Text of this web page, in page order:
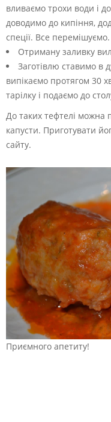
вливаємо трохи води і
доводимо до кипіння,
спеції. Все перемішуємо.
Отриману заливку
Заготівлю ставимо в
випікаємо протягом 30
тарілку і подаємо до
До таких тефтелі можна
капусти. Приготувати
сайту.
Приємного апетиту!